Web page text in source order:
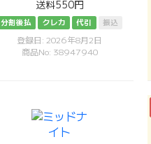
送料550円
分割後払 クレカ 代引 振込
登録日: 2026年8月2日
商品No: 38947940